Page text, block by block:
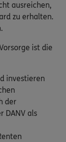
ausreichen,
zu erhalten.
ist die
investieren
der
DANV als